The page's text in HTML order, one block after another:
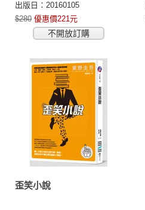
出版日：20160105
$280 優惠價221元
不開放訂購
歪笑小說